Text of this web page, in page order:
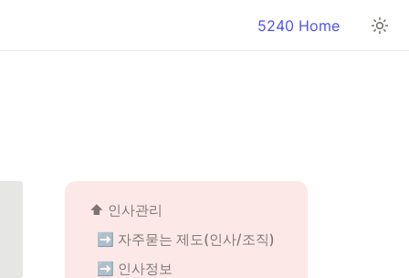
5240 Home
⬆️ 인사관리
➡️ 자주묻는 제도(인사/조직)
➡️ 인사정보